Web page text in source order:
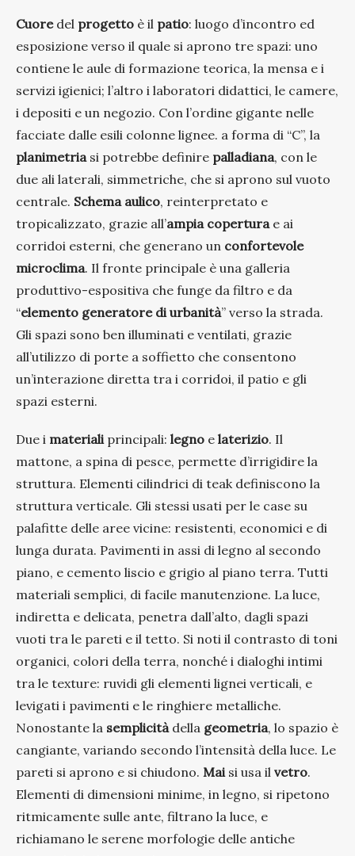
Cuoredel progetto è il patio: luogo d’incontro ed
esposizione verso il quale si aprono tre spazi: uno
contiene le aule di formazione teorica, la mensa e i
servizi igienici; l’altro i laboratori didattici, le camere,
i depositi e un negozio. Con l’ordine gigante nelle
facciate dalle esili colonne lignee. a forma di “C”, la
planimetria si potrebbe definire palladiana, con le
due ali laterali, simmetriche, che si aprono sul vuoto
centrale. Schema aulico, reinterpretato e
tropicalizzato, grazie all’ampia copertura e ai
corridoi esterni, che generano un confortevole
microclima. Il fronte principale è una galleria
produttivo-espositiva che funge da filtro e da
“elemento generatore di urbanità” verso la strada.
Gli spazi sono ben illuminati e ventilati, grazie
all’utilizzo di porte a soffietto che consentono
un’interazione diretta tra i corridoi, il patio e gli
spazi esterni.
Due i materiali principali: legno e laterizio. Il
mattone, a spina di pesce, permette d’irrigidire la
struttura. Elementi cilindrici di teak definiscono la
struttura verticale. Gli stessi usati per le case su
palafitte delle aree vicine: resistenti, economici e di
lunga durata. Pavimenti in assi di legno al secondo
piano, e cemento liscio e grigio al piano terra. Tutti
materiali semplici, di facile manutenzione. La luce,
indiretta e delicata, penetra dall’alto, dagli spazi
vuoti tra le pareti e il tetto. Si noti il contrasto di toni
organici, colori della terra, nonché i dialoghi intimi
tra le texture: ruvidi gli elementi lignei verticali, e
levigati i pavimenti e le ringhiere metalliche.
Nonostante la semplicità della geometria, lo spazio è
cangiante, variando secondo l’intensità della luce. Le
pareti si aprono e si chiudono. Mai si usa il vetro.
Elementi di dimensioni minime, in legno, si ripetono
ritmicamente sulle ante, filtrano la luce, e
richiamano le serene morfologie delle antiche